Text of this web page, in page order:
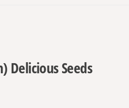
Delicious Seeds